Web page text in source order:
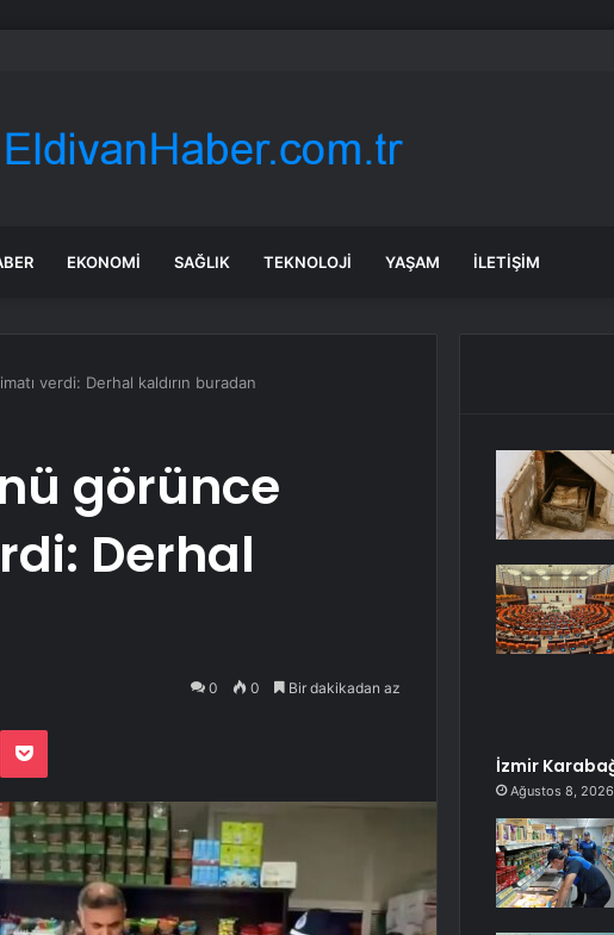
aylığı ve ÖTV düzenlemesi: Elektrikli araçlara asgari maktu vergi,
EKONOMI SAĞLIK TEKNOLOJI YAŞAM İLETIŞIM
verdi: Derhal kaldırın buradan
görünce
Derhal
0 0 Bir dakikadan az
Pocket
İzmir
Ağustos 8, 2026